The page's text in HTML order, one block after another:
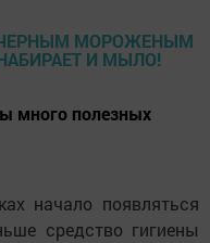
много полезных
начало появляться
средство гигиены